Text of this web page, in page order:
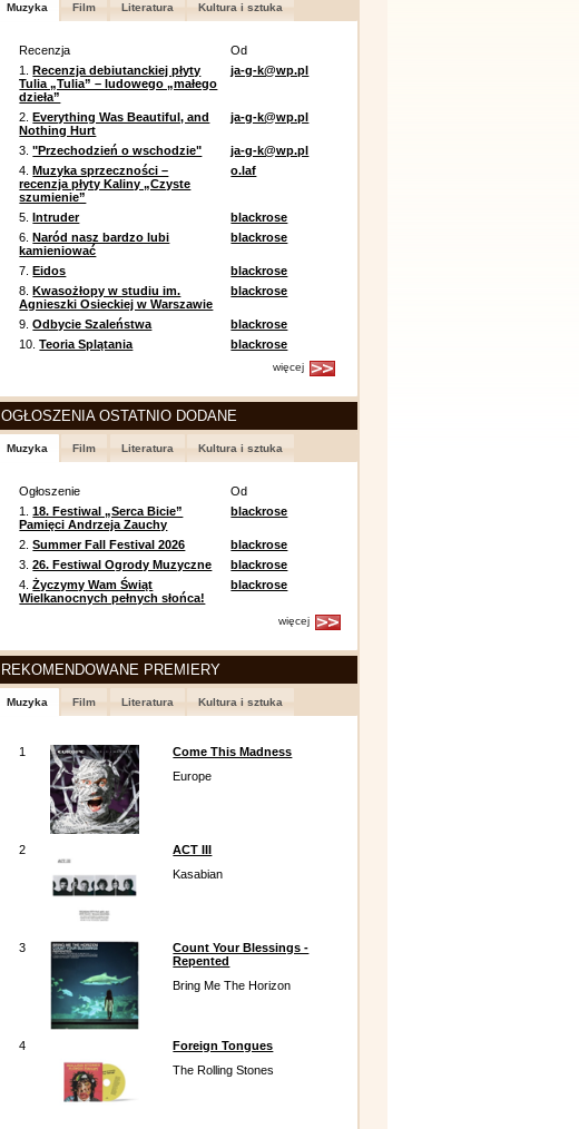
Muzyka Film Literatura Kultura i sztuka
Recenzja
Od
1.Recenzja debiutanckiej płyty
Tulia „Tulia” – ludowego „małego
dzieła”
ja-g-k@wp.pl
2.Everything Was Beautiful, and
Nothing Hurt
ja-g-k@wp.pl
3."Przechodzień o wschodzie"
ja-g-k@wp.pl
4.Muzyka sprzeczności –
recenzja płyty Kaliny „Czyste
szumienie”
o.laf
5.Intruder
blackrose
6.Naród nasz bardzo lubi
kamieniować
blackrose
7.Eidos
blackrose
8.Kwasożłopy w studiu im.
Agnieszki Osieckiej w Warszawie
blackrose
9.Odbycie Szaleństwa
blackrose
10.Teoria Splątania blackrose
więcej
OGŁOSZENIA OSTATNIO DODANE
Muzyka Film Literatura Kultura i sztuka
Ogłoszenie
Od
1.18. Festiwal „Serca Bicie”
Pamięci Andrzeja Zauchy
blackrose
2.Summer Fall Festival 2026
blackrose
3.26. Festiwal Ogrody Muzyczne
blackrose
4.Życzymy Wam Świąt
Wielkanocnych pełnych słońca!
blackrose
więcej
REKOMENDOWANE PREMIERY
Muzyka Film Literatura Kultura i sztuka
1
Come This Madness
Europe
2
ACT III
Kasabian
3
Count Your Blessings -
Repented
Bring Me The Horizon
4
Foreign Tongues
The Rolling Stones